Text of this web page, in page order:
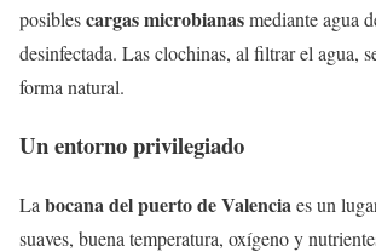
posiblescargas microbianasmediante agua
desinfectada. Las clochinas, al filtrar el agua,
forma natural.
Un entorno privilegiado
La bocana del puerto de Valenciaes un
suaves, buena temperatura, oxígeno y